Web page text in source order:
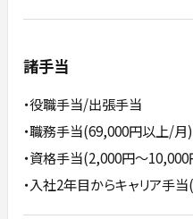
諸手当
・役職手当/出張手当
・職務手当(69,000円以上/月)
・資格手当(2,000円～
・入社2年目からキャリア手